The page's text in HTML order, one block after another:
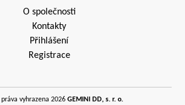
O společnosti
Kontakty
Přihlášení
Registrace
práva vyhrazena 2026 GEMINI DD, s. r. o.